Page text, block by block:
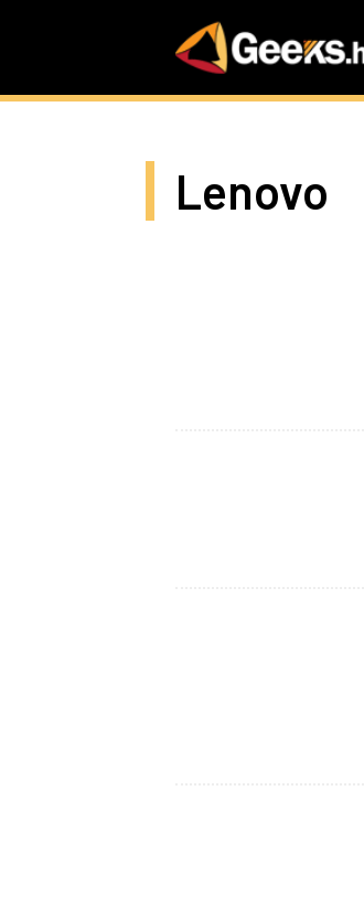
Lenovo